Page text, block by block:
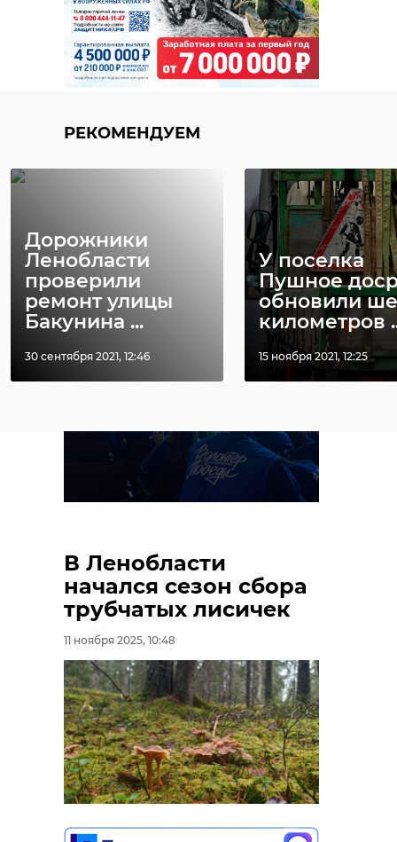
РЕКОМЕНДУЕМ
Дорожники
Ленобласти
проверили
ремонт улицы
Бакунина ...
30 сентября 2021, 12:46
У поселка
Пушное
обновили
километров
15 ноября 2021, 12:25
В Ленобласти
начался сезон сбора
трубчатых лисичек
11 ноября 2025, 10:48